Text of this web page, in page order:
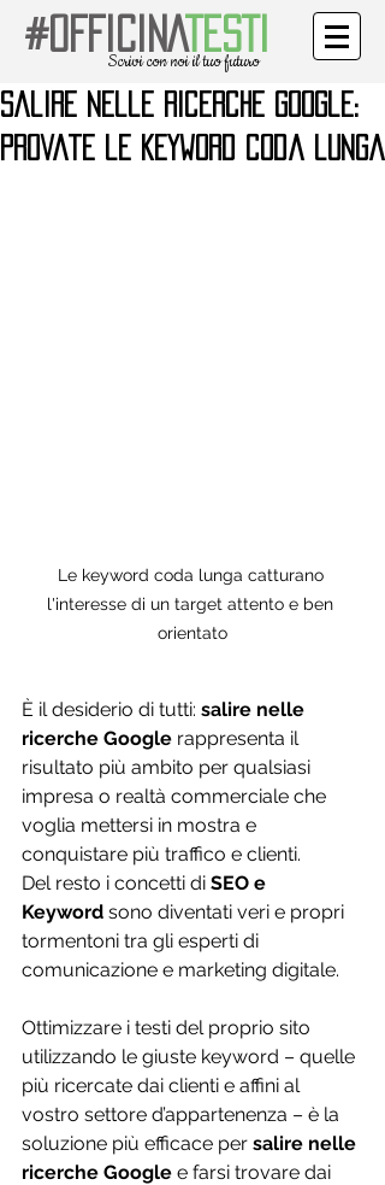
#OFFICINATESTI
Scrivi con noi il tuo futuro
Salire nelle ricerche Google:
provate le keyword coda lunga
Le keyword coda lunga catturano
l'interesse di un target attento e ben
orientato
È il desiderio di tutti: salire nelle
ricerche Google rappresenta il
risultato più ambito per qualsiasi
impresa o realtà commerciale che
voglia mettersi in mostra e
conquistare più traffico e clienti.
Del resto i concetti di SEO e
Keyword sono diventati veri e propri
tormentoni tra gli esperti di
comunicazione e marketing digitale.
Ottimizzare i testi del proprio sito
utilizzando le giuste keyword – quelle
più ricercate dai clienti e affini al
vostro settore d’appartenenza – è la
soluzione più efficace per salire nelle
ricerche Google e farsi trovare dai